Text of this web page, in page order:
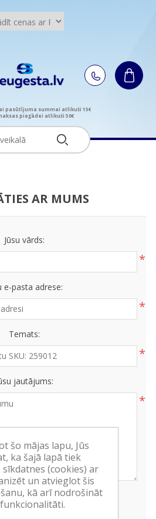
pasūtījuma summai atlikuši 15€
piegādei atlikuši 50€
AR MUMS
Jūsu vārds:
*
e-pasta adrese:
*
Temats:
*
jautājums:
*
šo mājas lapu, Jūs
ka šajā lapā tiek
(cookies) ar
un atvieglot šis
kā arī nodrošināt